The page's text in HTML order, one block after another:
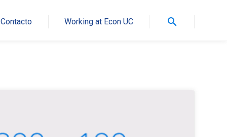
Contacto Working at Econ UC search